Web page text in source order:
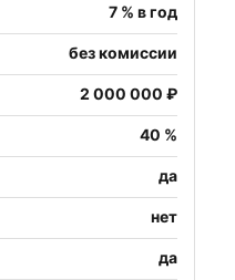
7 % в год
без комиссии
2 000 000 ₽
40 %
да
нет
да